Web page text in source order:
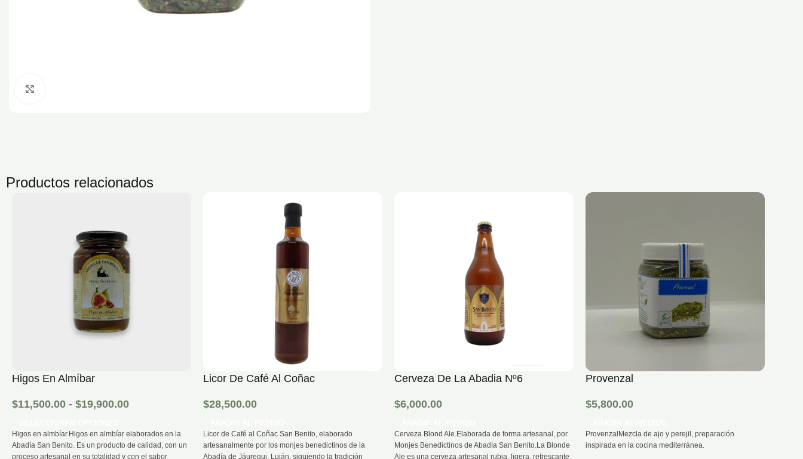
Productos relacionados
Higos En Almíbar
$11,500.00 - $19,900.00
Higos en almbíar.Higos en almbíar elaborados en la
Abadía San Benito. Es un producto de calidad, con un
proceso artesanal en su totalidad y con el sabor
Licor De Café Al Coñac
$28,500.00
Licor de Café al Coñac San Benito, elaborado
artesanalmente por los monjes benedictinos de la
Abadía de Jáuregui, Luján, siguiendo la tradición
Cerveza De La Abadia Nº6
$6,000.00
Cerveza Blond Ale.Elaborada de forma artesanal, por
Monjes Benedictinos de Abadía San Benito.La Blonde
Ale es una cerveza artesanal rubia, ligera, refrescante
Provenzal
$5,800.00
ProvenzalMezcla de ajo y perejil, preparación
inspirada en la cocina mediterránea.